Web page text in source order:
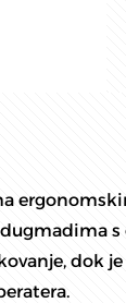
dok